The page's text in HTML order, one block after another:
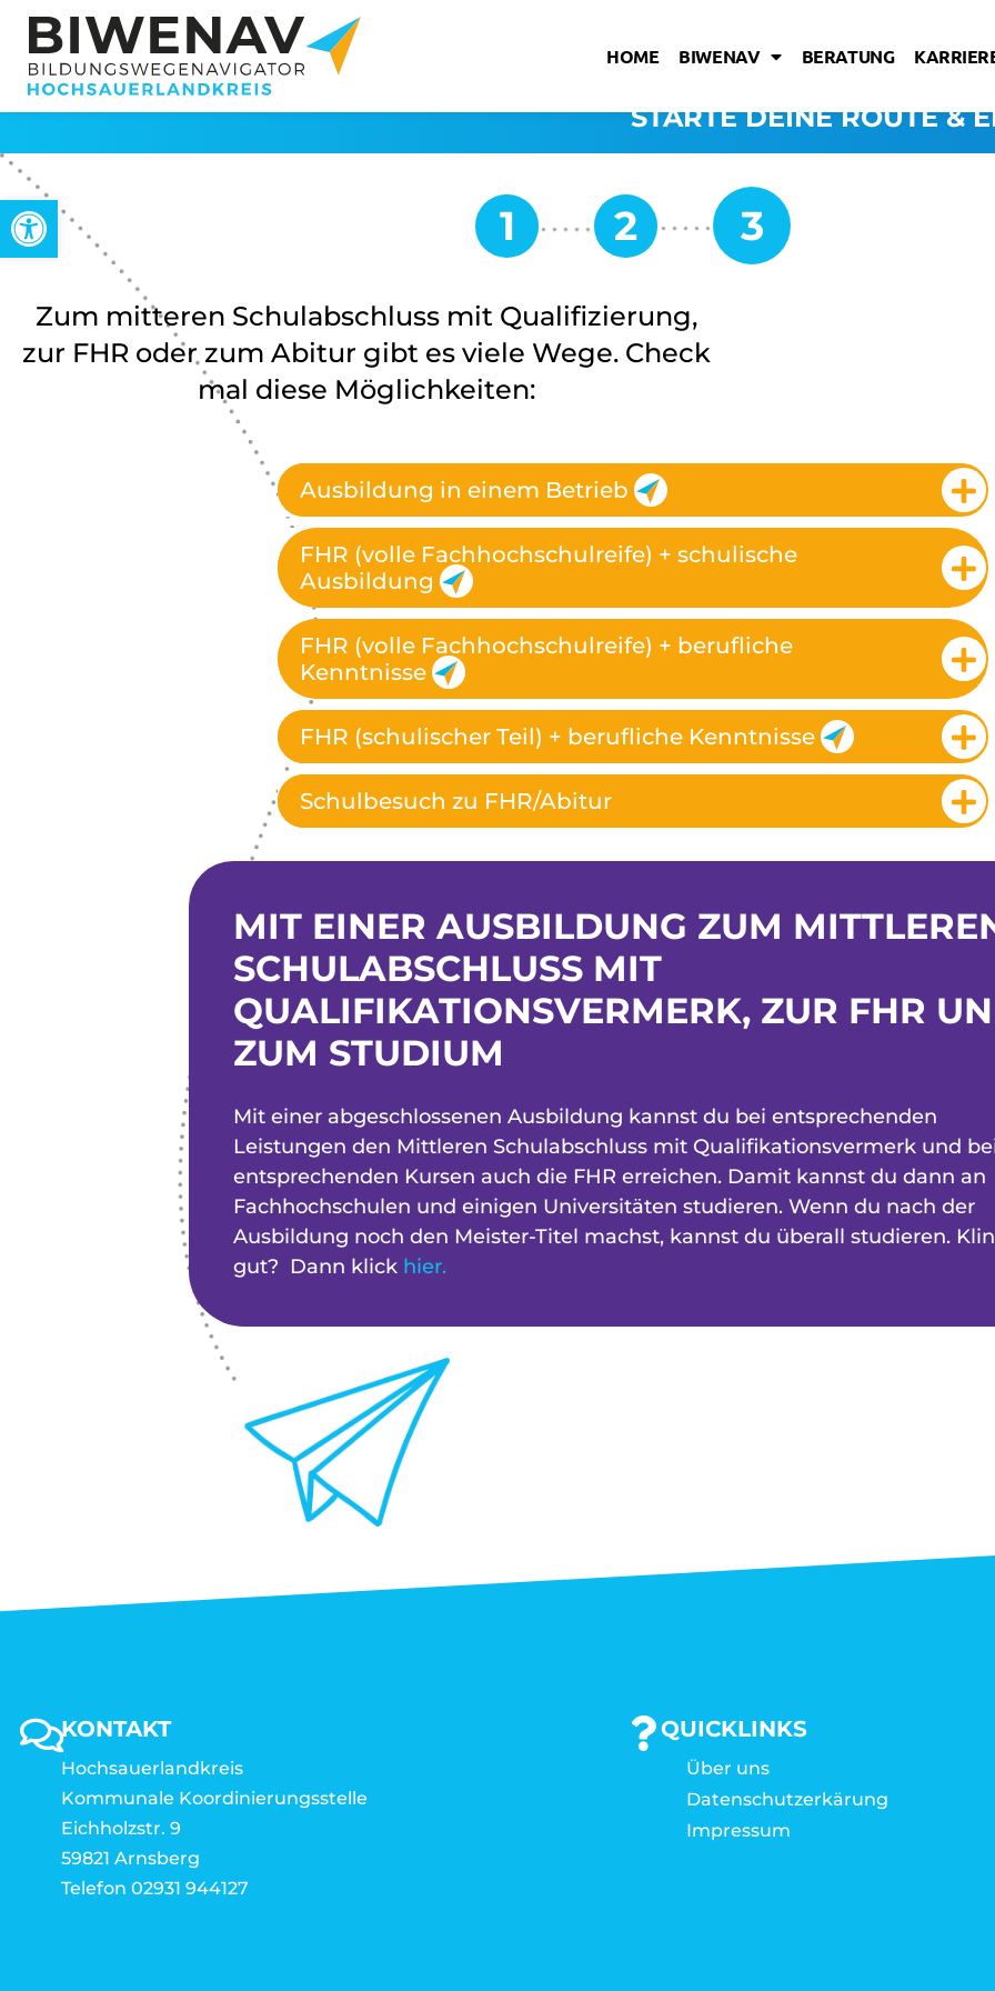
Werkzeugleiste öffnen
HOME BIWENAV BERATUNG
STARTE DEINE ROUTE &
Zum mitteren Schulabschluss mit Qualifizierung,
zur FHR oder zum Abitur gibt es viele Wege. Check
mal diese Möglichkeiten:
Ausbildung in einem Betrieb
FHR (volle Fachhochschulreife) + schulische
Ausbildung
FHR (volle Fachhochschulreife) + berufliche
Kenntnisse
FHR (schulischer Teil) + berufliche Kenntnisse
Schulbesuch zu FHR/Abitur
MIT EINER AUSBILDUNG ZUM
SCHULABSCHLUSS MIT
QUALIFIKATIONSVERMERK, ZUR FHR
ZUM STUDIUM
Mit einer abgeschlossenen Ausbildung kannst du bei entsprechenden
Leistungen den Mittleren Schulabschluss mit Qualifikationsvermerk und
entsprechenden Kursen auch die FHR erreichen. Damit kannst du dann an
Fachhochschulen und einigen Universitäten studieren. Wenn du nach der
Ausbildung noch den Meister-Titel machst, kannst du überall studieren.
gut? Dann klick hier.
KONTAKT
Hochsauerlandkreis
Kommunale Koordinierungsstelle
Eichholzstr. 9
59821 Arnsberg
Telefon 02931 944127
QUICKLINKS
Über uns
Datenschutzerkärung
Impressum